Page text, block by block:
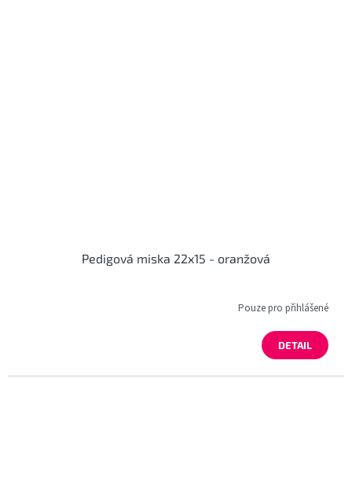
Pedigová miska 22x15 - oranžová
Pouze pro přihlášené
DETAIL